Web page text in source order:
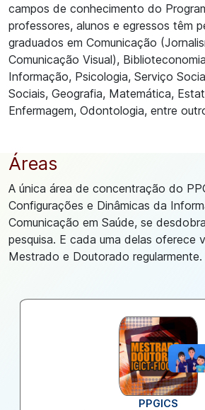
campos de conhecimento do
professores, alunos e egressos têm
graduados em Comunicação
Comunicação Visual),
Informação, Psicologia, Serviço
Sociais, Geografia, Matemática,
Enfermagem, Odontologia, entre
Áreas
A única área de concentração do
Configurações e Dinâmicas da
Comunicação em Saúde, se
pesquisa. E cada uma delas oferece
Mestrado e Doutorado regularmente.
PPGICS